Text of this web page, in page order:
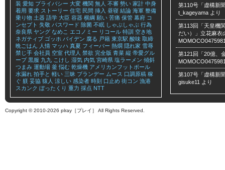
装 愛知 プライバシー 大変 機関 無人 不審 勢い 家計 中身
着用 要求 ストーリー 住宅 民間 挿入 昼寝 結論 海軍 整備
乗り物 土器 語学 大臣 容器 横綱 願い 苦痛 保管 幕府 コ
ンセプト 失敬 パスワード 除菌 不眠 しゃぶしゃぶ 行為
奈良県 ヤング なめこ エコノミー リコール 特訓 空き地
ネガティブ ゴッホ バイデン 腐る 戸籍 東京駅 酸味 取締
晩ごはん 人情 マッハ 真夏 フィーバー 熱燗 隠れ家 雪辱
禁じ手 会社員 空室 代理人 禁欲 完全版 青菜 縦 帝愛グル
ープ 黒服 九九 こけし 湿気 内気 宮崎県 塩ラーメン 傾斜
つまみ 運動場 釜 悩む 乾燥機 アメリカンフットボール
水漏れ 拍手と 軽い 三昧 ブランデー ムース 口調原稿 稼
ぐ 躾 妥協 猿人 涼しい 感染者 時刻 口止め 街コン 漁港
スカンク ぼったくり 重力 採点 NTT
第110号「虚構新
t_kageyama より
第113回「天皇機
だい）」立花麻衣
第121回「20億、
第107号「虚構新
gisuke11 より
Copyright © 2010-2026 plray［プレイ］ All Rights Reserved.